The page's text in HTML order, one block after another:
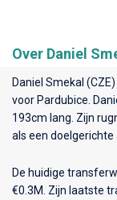
Over Daniel
Daniel Smekal
voor Pardubice .
193cm lang. Zijn
als een doelgerichte
De huidige
€0.3M. Zijn laatste